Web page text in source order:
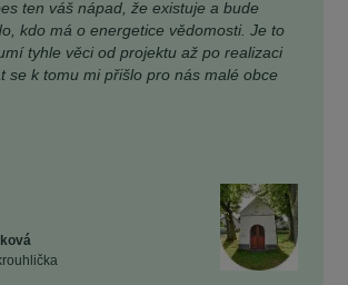
ten váš nápad, že existuje a bude
kdo má o energetice vědomosti. Je to
tyhle věci od projektu až po realizaci
se k tomu mi přišlo pro nás malé obce